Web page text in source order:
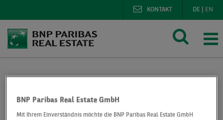
DE EN
KONTAKT
Lebensmitteldienstleister mietet Hallen- und
BNP Paribas Real Estate GmbH
Mit Ihrem Einverständnis möchte die BNP Paribas Real Estate GmbH